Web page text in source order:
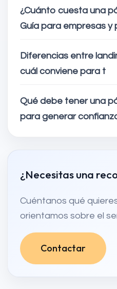
¿Cuánto cuesta una
Guía para empresas y
Diferencias entre
cuál conviene para t
Qué debe tener una
para generar
¿Necesitas una
Cuéntanos qué
orientamos sobre el
Contactar